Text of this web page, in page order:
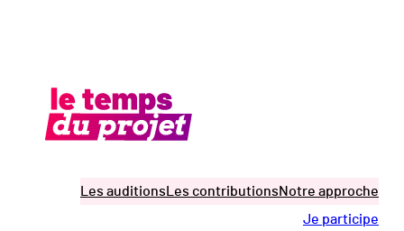
Les auditionsLes contributionsNotre approche
Je participe